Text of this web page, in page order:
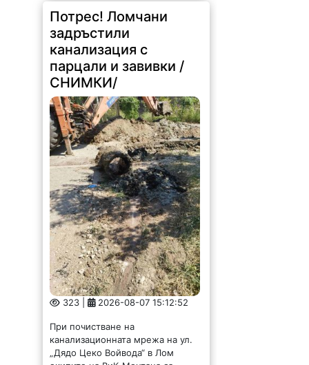
Потрес! Ломчани
задръстили
канализация с
парцали и завивки /
СНИМКИ/
323 | 2026-08-07 15:12:52
канализационната мрежа на ул.
„Дядо Цеко Войвода“ в Лом
екипите на ВиК-Монтана са